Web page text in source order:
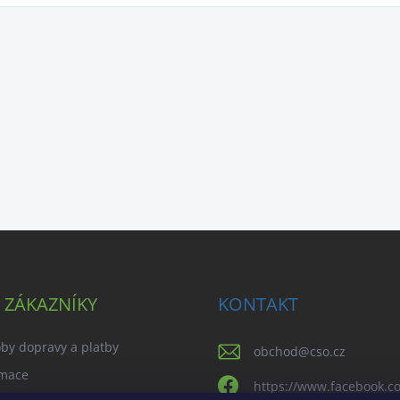
ZÁKAZNÍKY
dopravy a platby
KONTAKT
obchod@cso.cz
https://